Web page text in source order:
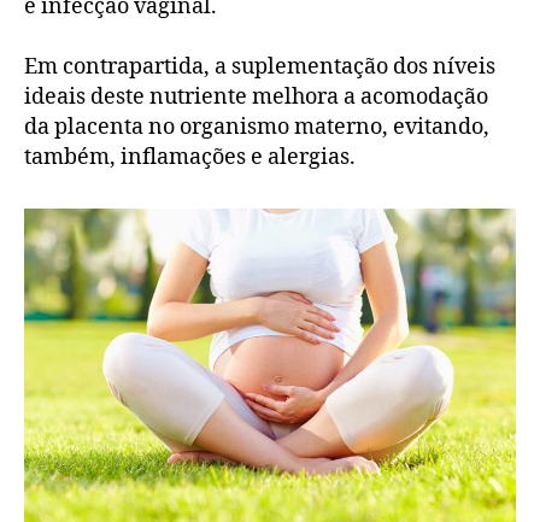
e infecção vaginal.
Em contrapartida, a suplementação dos níveis
ideais deste nutriente melhora a acomodação
da placenta no organismo materno, evitando,
também, inflamações e alergias.